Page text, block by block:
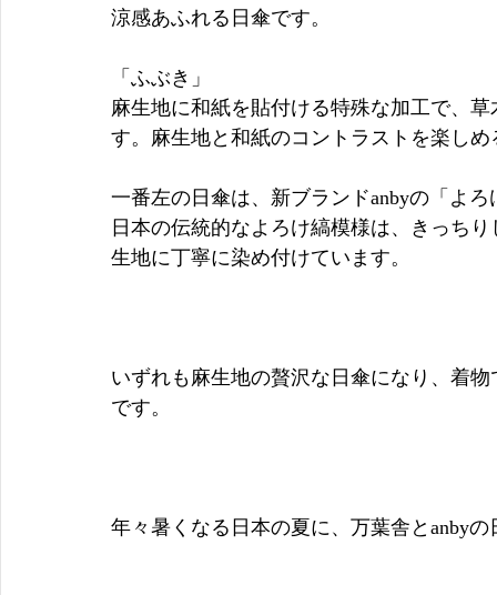
涼感あふれる日傘です。
「ふぶき」
麻生地に和紙を貼付ける特殊な加工で、
す。麻生地と和紙のコントラストを楽し
一番左の日傘は、新ブランドanbyの「よろ
日本の伝統的なよろけ縞模様は、きっち
生地に丁寧に染め付けています。
いずれも麻生地の贅沢な日傘になり、着
です。
年々暑くなる日本の夏に、万葉舎とanby